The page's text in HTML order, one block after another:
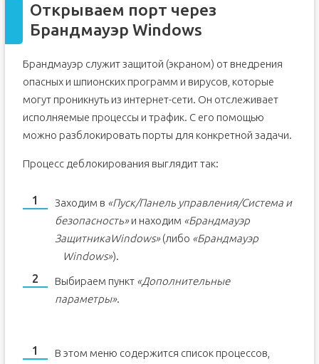
Открываем порт через
Брандмауэр Windows
Брандмауэр служит защитой (экраном) от внедрения
опасных и шпионских программ и вирусов, которые
могут проникнуть из интернет-сети. Он отслеживает
исполняемые процессы и трафик. С его помощью
можно разблокировать порты для конкретной задачи.
Процесс деблокирования выглядит так:
Заходим в «Пуск/Панель управления/Система и
безопасность»и находим «Брандмауэр
ЗащитникаWindows»(либо «Брандмауэр
Windows»).
Выбираем пункт «Дополнительные
параметры».
В этом меню содержится список процессов,